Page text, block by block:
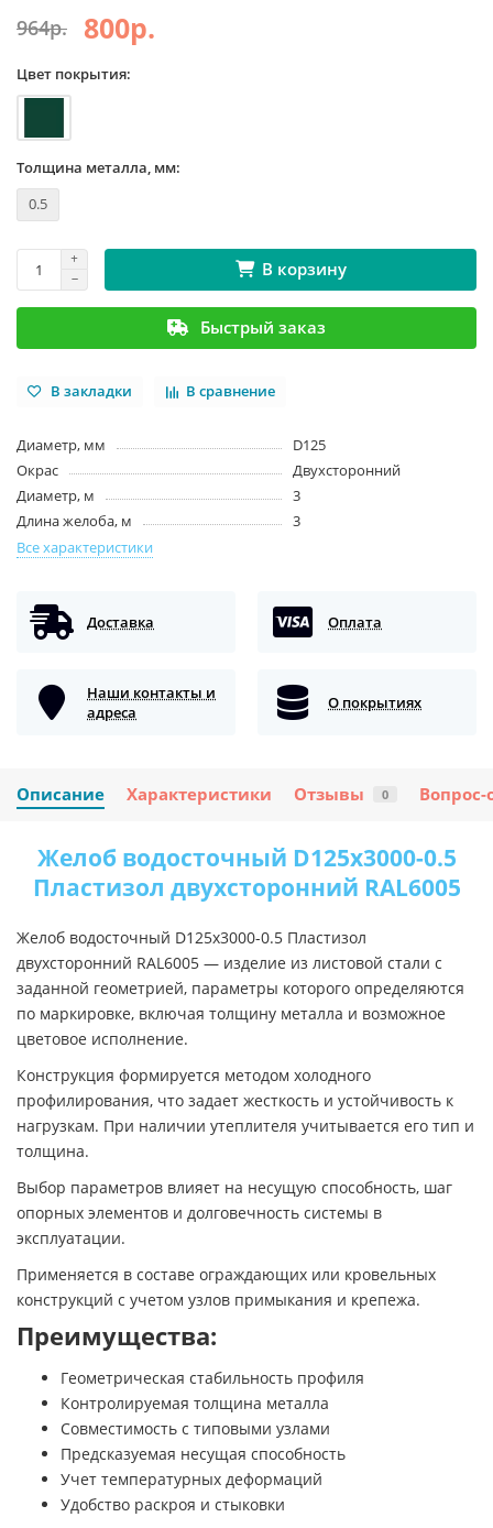
964р. 800р.
Цвет покрытия:
Толщина металла, мм:
0.5
В корзину
Быстрый заказ
В закладки В сравнение
Диаметр, мм
D125
Окрас
Двухсторонний
Диаметр, м
3
Длина желоба, м
3
Все характеристики
Доставка Оплата
Наши контакты и
адреса
О покрытиях
Описание Характеристики Отзывы 0 Вопрос-
Желоб водосточный D125х3000-0.5
Пластизол двухсторонний RAL6005
Желоб водосточный D125х3000-0.5 Пластизол
двухсторонний RAL6005 — изделие из листовой стали с
заданной геометрией, параметры которого определяются
по маркировке, включая толщину металла и возможное
цветовое исполнение.
Конструкция формируется методом холодного
профилирования, что задает жесткость и устойчивость к
нагрузкам. При наличии утеплителя учитывается его тип и
толщина.
Выбор параметров влияет на несущую способность, шаг
опорных элементов и долговечность системы в
эксплуатации.
Применяется в составе ограждающих или кровельных
конструкций с учетом узлов примыкания и крепежа.
Преимущества:
Геометрическая стабильность профиля
Контролируемая толщина металла
Совместимость с типовыми узлами
Предсказуемая несущая способность
Учет температурных деформаций
Удобство раскроя и стыковки